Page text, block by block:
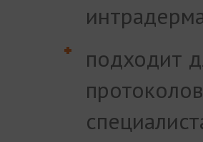
подходит